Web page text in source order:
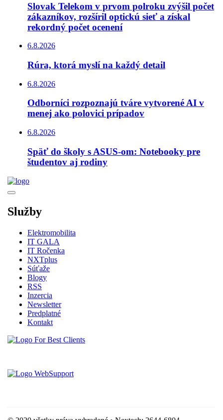
Slovak Telekom v prvom polroku zvýšil počet
zákazníkov, rozšíril optickú sieť a získal
rekordný počet ocenení
6.8.2026
Rúra, ktorá myslí na každý detail
6.8.2026
Odborníci rozpoznajú tváre vytvorené AI v
menej ako polovici prípadov
6.8.2026
Späť do školy s ASUS-om: Notebooky pre
študentov aj rodiny
Služby
Elektromobilita
IT GALA
IT Ročenka
NXTplus
Súťaže
Blogy
RSS
Inzercia
Newsletter
Predplatné
Kontakt